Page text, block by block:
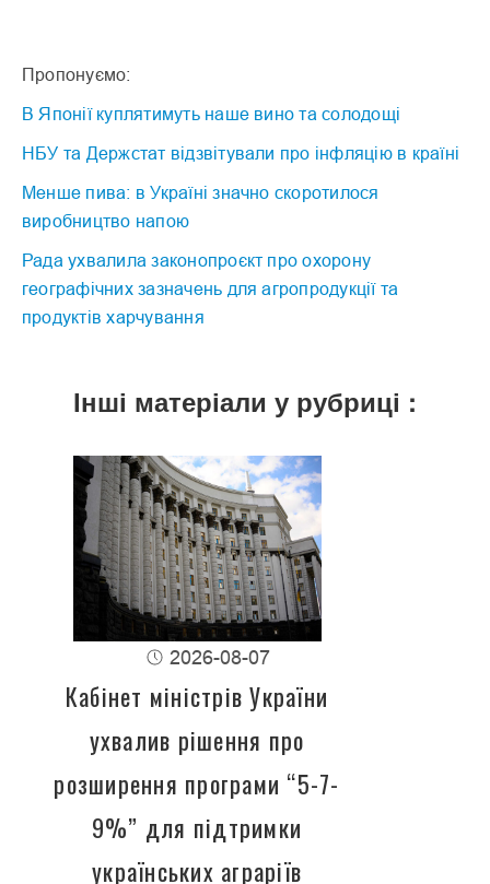
Пропонуємо:
В Японії куплятимуть наше вино та солодощі
НБУ та Держстат відзвітували про інфляцію в країні
Менше пива: в Україні значно скоротилося
виробництво напою
Рада ухвалила законопроєкт про охорону
географічних зазначень для агропродукції та
продуктів харчування
Інші матеріали у рубриці :
2026-08-07
Кабінет міністрів України
ухвалив рішення про
розширення програми “5-7-
9%” для підтримки
українських аграріїв